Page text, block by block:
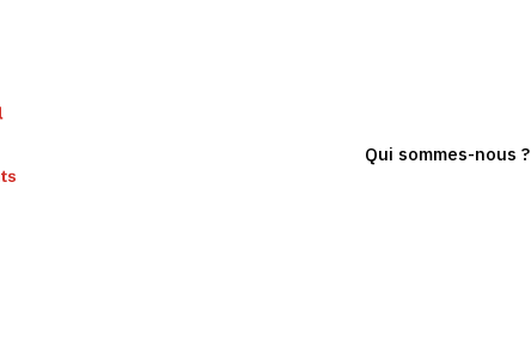
Qui sommes-nous ?